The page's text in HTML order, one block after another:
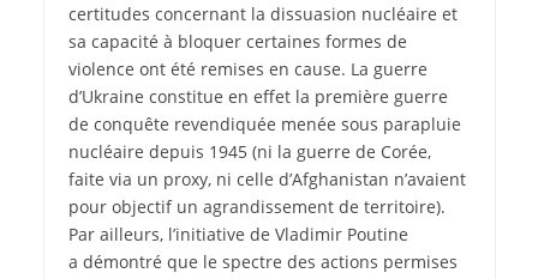
certitudes concernant la dissuasion nucléaire et
sa capacité à bloquer certaines formes de
violence ont été remises en cause. La guerre
d’Ukraine constitue en effet la première guerre
de conquête revendiquée menée sous parapluie
nucléaire depuis 1945 (ni la guerre de Corée,
faite via un proxy, ni celle d’Afghanistan n’avaient
pour objectif un agrandissement de territoire).
Par ailleurs, l’initiative de Vladimir Poutine
a démontré que le spectre des actions permises